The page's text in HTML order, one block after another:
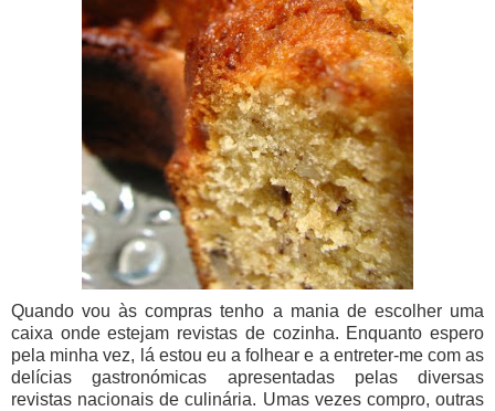
Quando vou às compras tenho a mania de escolher uma
caixa onde estejam revistas de cozinha. Enquanto espero
pela minha vez, lá estou eu a folhear e a entreter-me com as
delícias gastronómicas apresentadas pelas diversas
revistas nacionais de culinária. Umas vezes compro, outras